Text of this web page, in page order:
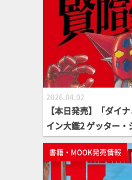
2026.04.02
【本日発売】「ダイ
イン大鑑2 ゲッター
編 賢喧豪囂」【永井
書籍・MOOK発売情報